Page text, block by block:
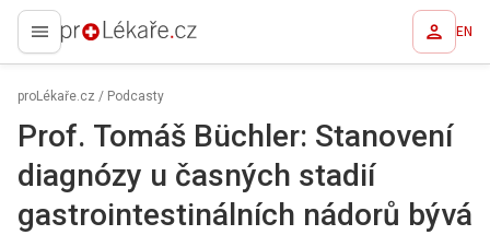
proLékaře.cz EN
proLékaře.cz / Podcasty
Prof. Tomáš Büchler: Stanovení
diagnózy u časných stadií
gastrointestinálních nádorů bývá